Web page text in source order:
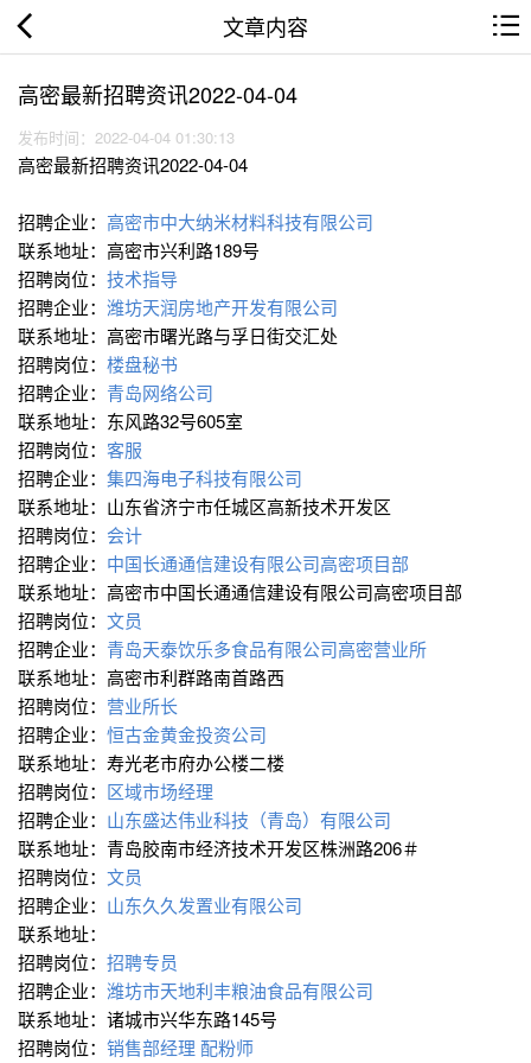
文章内容
高密最新招聘资讯2022-04-04
发布时间：2022-04-04 01:30:13
高密最新招聘资讯2022-04-04
招聘企业： 高密市中大纳米材料科技有限公司
联系地址：高密市兴利路189号
招聘岗位： 技术指导
招聘企业： 潍坊天润房地产开发有限公司
联系地址：高密市曙光路与孚日街交汇处
招聘岗位： 楼盘秘书
招聘企业： 青岛网络公司
联系地址：东风路32号605室
招聘岗位： 客服
招聘企业： 集四海电子科技有限公司
联系地址：山东省济宁市任城区高新技术开发区
招聘岗位： 会计
招聘企业： 中国长通通信建设有限公司高密项目部
联系地址：高密市中国长通通信建设有限公司高密项目部
招聘岗位： 文员
招聘企业： 青岛天泰饮乐多食品有限公司高密营业所
联系地址：高密市利群路南首路西
招聘岗位： 营业所长
招聘企业： 恒古金黄金投资公司
联系地址：寿光老市府办公楼二楼
招聘岗位： 区域市场经理
招聘企业： 山东盛达伟业科技（青岛）有限公司
联系地址：青岛胶南市经济技术开发区株洲路206＃
招聘岗位： 文员
招聘企业： 山东久久发置业有限公司
联系地址：
招聘岗位： 招聘专员
招聘企业： 潍坊市天地利丰粮油食品有限公司
联系地址：诸城市兴华东路145号
招聘岗位： 销售部经理 配粉师